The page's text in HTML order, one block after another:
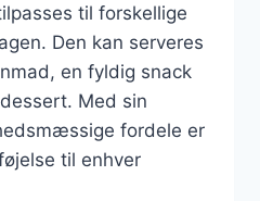
til forskellige
Den kan serveres
en fyldig snack
Med sin
fordele er
til enhver